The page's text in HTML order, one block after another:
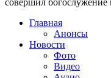
совершил
Главная
Анонсы
Новости
Фото
Видео